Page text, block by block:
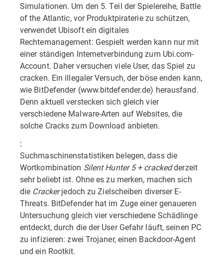
Simulationen. Um den 5. Teil der Spielereihe, Battle
of the Atlantic, vor Produktpiraterie zu schützen,
verwendet Ubisoft ein digitales
Rechtemanagement: Gespielt werden kann nur mit
einer ständigen Internetverbindung zum Ubi.com-
Account. Daher versuchen viele User, das Spiel zu
cracken. Ein illegaler Versuch, der böse enden kann,
wie BitDefender (www.bitdefender.de) herausfand.
Denn aktuell verstecken sich gleich vier
verschiedene Malware-Arten auf Websites, die
solche Cracks zum Download anbieten.
:
Suchmaschinenstatistiken belegen, dass die
Wortkombination Silent Hunter 5 + crackedderzeit
sehr beliebt ist. Ohne es zu merken, machen sich
die Crackerjedoch zu Zielscheiben diverser E-
Threats. BitDefender hat im Zuge einer genaueren
Untersuchung gleich vier verschiedene Schädlinge
entdeckt, durch die der User Gefahr läuft, seinen PC
zu infizieren: zwei Trojaner, einen Backdoor-Agent
und ein Rootkit.